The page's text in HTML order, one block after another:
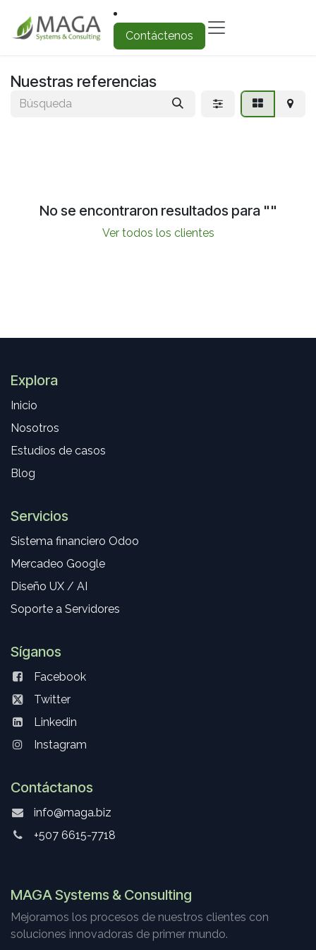
Contáctenos
Nuestras referencias
No se encontraron resultados para ""
Ver todos los clientes
Explora
Inicio
Nosotros
Estudios de casos
Blog
Servicios
Sistema financiero Odoo
Mercadeo Google
Diseño UX / AI
Soporte a Servidores
Síganos
Facebook
Twitter
Linkedin
Instagram
Contáctanos
info@maga.biz
+507 6615-7718
MAGA Systems & Consulting
Mejoramos los procesos de nuestros clientes con
soluciones innovadoras de primer mundo.